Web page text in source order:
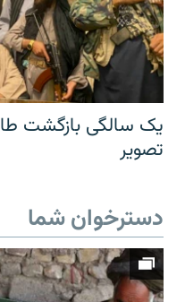
یک سالگی بازگشت
تصویر
دسترخوان شما